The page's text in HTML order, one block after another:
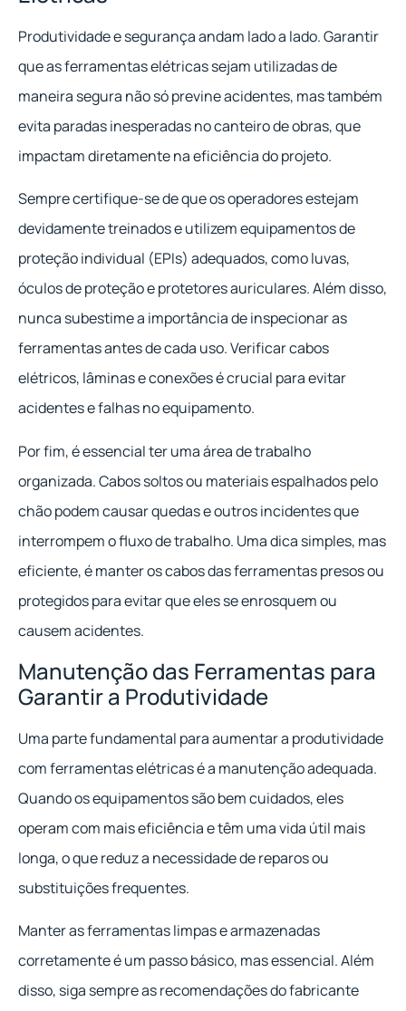
Produtividade e segurança andam lado a lado. Garantir
que as ferramentas elétricas sejam utilizadas de
maneira segura não só previne acidentes, mas também
evita paradas inesperadas no canteiro de obras, que
impactam diretamente na eficiência do projeto.
Sempre certifique-se de que os operadores estejam
devidamente treinados e utilizem equipamentos de
proteção individual (EPIs) adequados, como luvas,
óculos de proteção e protetores auriculares. Além disso,
nunca subestime a importância de inspecionar as
ferramentas antes de cada uso. Verificar cabos
elétricos, lâminas e conexões é crucial para evitar
acidentes e falhas no equipamento.
Por fim, é essencial ter uma área de trabalho
organizada. Cabos soltos ou materiais espalhados pelo
chão podem causar quedas e outros incidentes que
interrompem o fluxo de trabalho. Uma dica simples, mas
eficiente, é manter os cabos das ferramentas presos ou
protegidos para evitar que eles se enrosquem ou
causem acidentes.
Manutenção das Ferramentas para
Garantir a Produtividade
Uma parte fundamental para aumentar a produtividade
com ferramentas elétricas é a manutenção adequada.
Quando os equipamentos são bem cuidados, eles
operam com mais eficiência e têm uma vida útil mais
longa, o que reduz a necessidade de reparos ou
substituições frequentes.
Manter as ferramentas limpas e armazenadas
corretamente é um passo básico, mas essencial. Além
disso, siga sempre as recomendações do fabricante